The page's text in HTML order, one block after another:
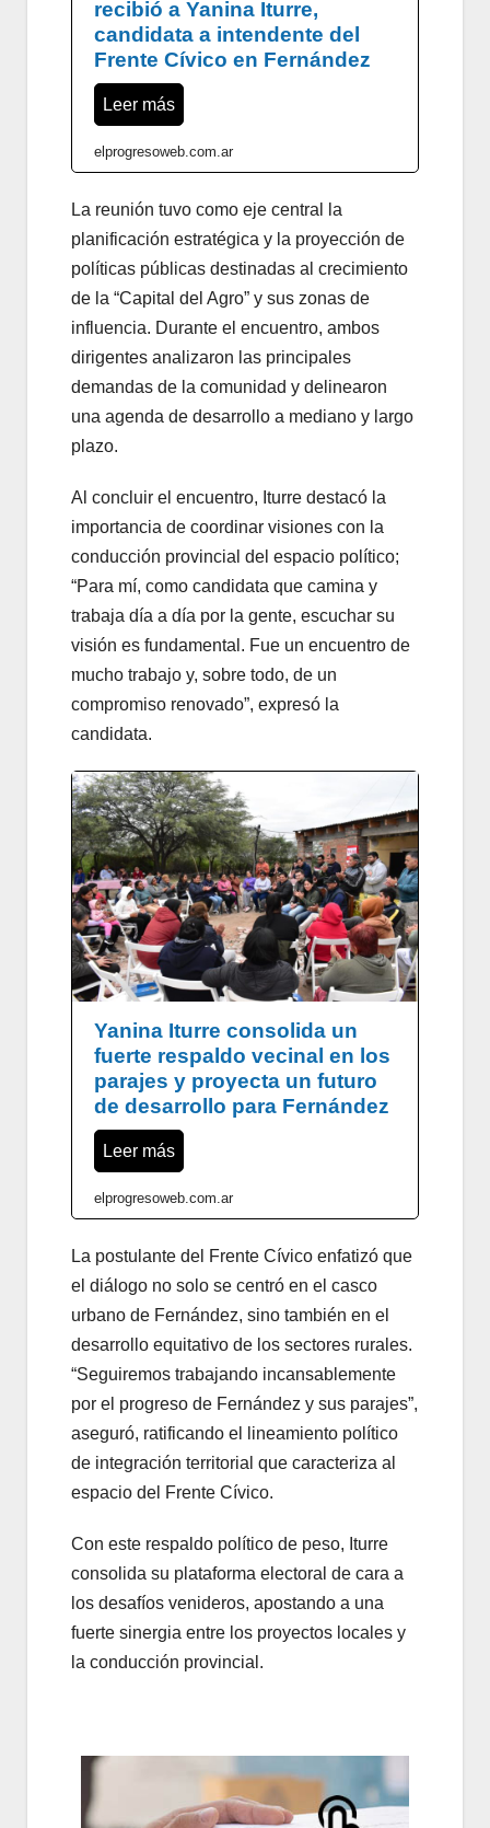
recibió a Yanina Iturre,
candidata a intendente del
Frente Cívico en Fernández
Leer más
elprogresoweb.com.ar
La reunión tuvo como eje central la
planificación estratégica y la proyección de
políticas públicas destinadas al crecimiento
de la “Capital del Agro” y sus zonas de
influencia. Durante el encuentro, ambos
dirigentes analizaron las principales
demandas de la comunidad y delinearon
una agenda de desarrollo a mediano y largo
plazo.
Al concluir el encuentro, Iturre destacó la
importancia de coordinar visiones con la
conducción provincial del espacio político;
“Para mí, como candidata que camina y
trabaja día a día por la gente, escuchar su
visión es fundamental. Fue un encuentro de
mucho trabajo y, sobre todo, de un
compromiso renovado”, expresó la
candidata.
Yanina Iturre consolida un
fuerte respaldo vecinal en los
parajes y proyecta un futuro
de desarrollo para Fernández
Leer más
elprogresoweb.com.ar
La postulante del Frente Cívico enfatizó que
el diálogo no solo se centró en el casco
urbano de Fernández, sino también en el
desarrollo equitativo de los sectores rurales.
“Seguiremos trabajando incansablemente
por el progreso de Fernández y sus parajes”,
aseguró, ratificando el lineamiento político
de integración territorial que caracteriza al
espacio del Frente Cívico.
Con este respaldo político de peso, Iturre
consolida su plataforma electoral de cara a
los desafíos venideros, apostando a una
fuerte sinergia entre los proyectos locales y
la conducción provincial.